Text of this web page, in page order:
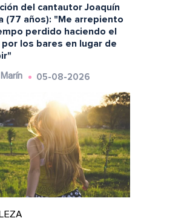
del cantautor Joaquín
(77 años): "Me arrepiento
perdido haciendo el
los bares en lugar de
05-08-2026